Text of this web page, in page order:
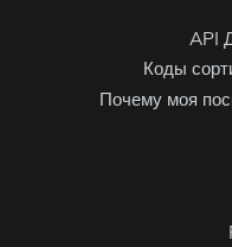
API
Коды
Почему моя